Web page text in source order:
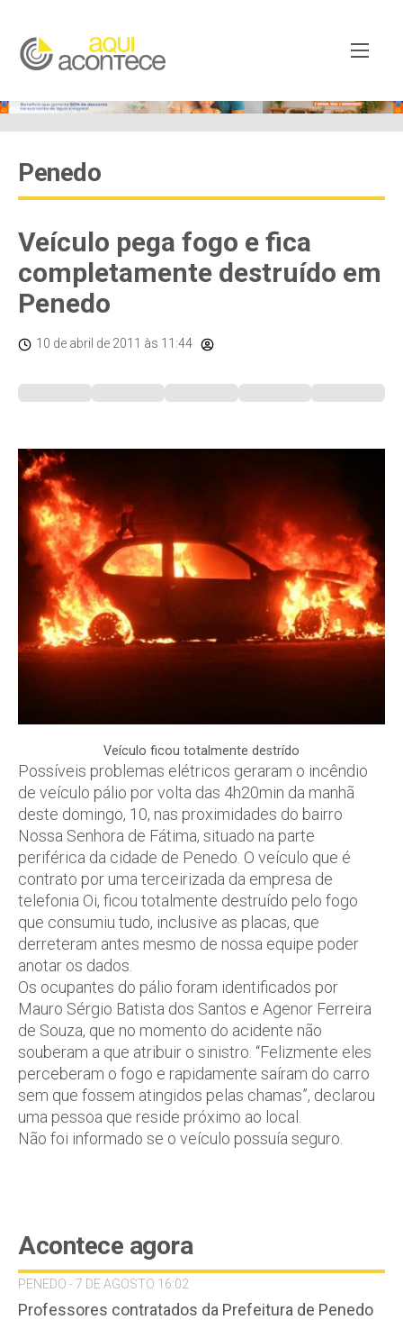
Penedo
Veículo pega fogo e fica
completamente destruído em
Penedo
10 de abril de 2011 às 11:44
Veículo ficou totalmente destrído
Possíveis problemas elétricos geraram o incêndio
de veículo pálio por volta das 4h20min da manhã
deste domingo, 10, nas proximidades do bairro
Nossa Senhora de Fátima, situado na parte
periférica da cidade de Penedo. O veículo que é
contrato por uma terceirizada da empresa de
telefonia Oi, ficou totalmente destruído pelo fogo
que consumiu tudo, inclusive as placas, que
derreteram antes mesmo de nossa equipe poder
anotar os dados.
Os ocupantes do pálio foram identificados por
Mauro Sérgio Batista dos Santos e Agenor Ferreira
de Souza, que no momento do acidente não
souberam a que atribuir o sinistro. “Felizmente eles
perceberam o fogo e rapidamente saíram do carro
sem que fossem atingidos pelas chamas”, declarou
uma pessoa que reside próximo ao local.
Não foi informado se o veículo possuía seguro.
Acontece agora
PENEDO - 7 DE AGOSTO 16:02
Professores contratados da Prefeitura de Penedo